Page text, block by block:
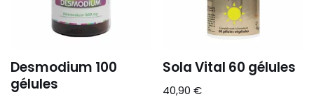
Desmodium 100
gélules
Sola Vital 60 gélules
40,90€